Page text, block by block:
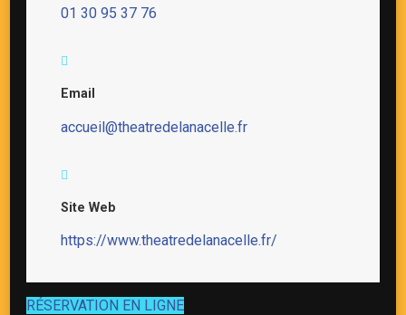
01 30 95 37 76
Email
accueil@theatredelanacelle.fr
Site Web
https://www.theatredelanacelle.fr/
RÉSERVATION EN LIGNE